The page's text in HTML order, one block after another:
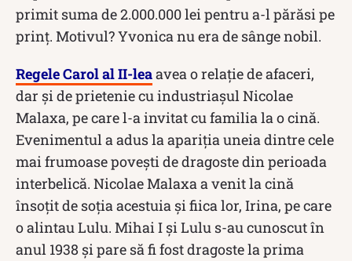
primit suma de 2.000.000 lei pentru a-l părăsi pe
prinț. Motivul? Yvonica nu era de sânge nobil.
Regele Carol al II-leaavea o relație de afaceri,
dar și de prietenie cu industriașul Nicolae
Malaxa, pe care l-a invitat cu familia la o cină.
Evenimentul a adus la apariția uneia dintre cele
mai frumoase povești de dragoste din perioada
interbelică. Nicolae Malaxa a venit la cină
însoțit de soția acestuia și fiica lor, Irina, pe care
o alintau Lulu. Mihai I și Lulu s-au cunoscut în
anul 1938 și pare să fi fost dragoste la prima